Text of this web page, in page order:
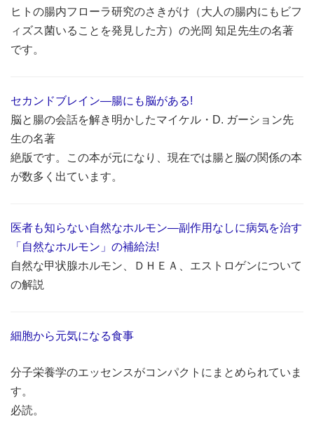
ヒトの腸内フローラ研究のさきがけ（大人の腸内にもビフ
ィズス菌いることを発見した方）の光岡 知足先生の名著
です。
セカンドブレイン―腸にも脳がある!
脳と腸の会話を解き明かしたマイケル・D. ガーション先
生の名著
絶版です。この本が元になり、現在では腸と脳の関係の本
が数多く出ています。
医者も知らない自然なホルモン―副作用なしに病気を治す
「自然なホルモン」の補給法!
自然な甲状腺ホルモン、ＤＨＥＡ、エストロゲンについて
の解説
細胞から元気になる食事
分子栄養学のエッセンスがコンパクトにまとめられていま
す。
必読。